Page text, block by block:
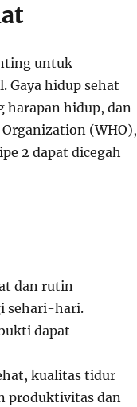
untuk
Gaya hidup sehat
harapan hidup, dan
(WHO),
2 dapat dicegah
dan rutin
sehari-hari.
dapat
kualitas tidur
produktivitas dan